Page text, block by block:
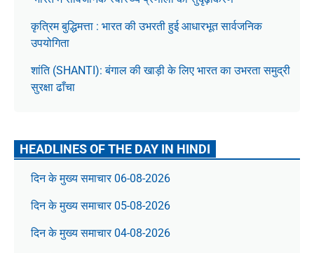
कृत्रिम बुद्धिमत्ता : भारत की उभरती हुई आधारभूत सार्वजनिक
उपयोगिता
शांति (SHANTI): बंगाल की खाड़ी के लिए भारत का उभरता समुद्री
सुरक्षा ढाँचा
HEADLINES OF THE DAY IN HINDI
दिन के मुख्य समाचार 06-08-2026
दिन के मुख्य समाचार 05-08-2026
दिन के मुख्य समाचार 04-08-2026